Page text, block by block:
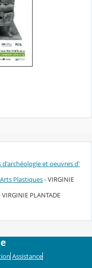
et oeuvres d'
Plastiques- VIRGINIE
VIRGINIE PLANTADE
Assistance